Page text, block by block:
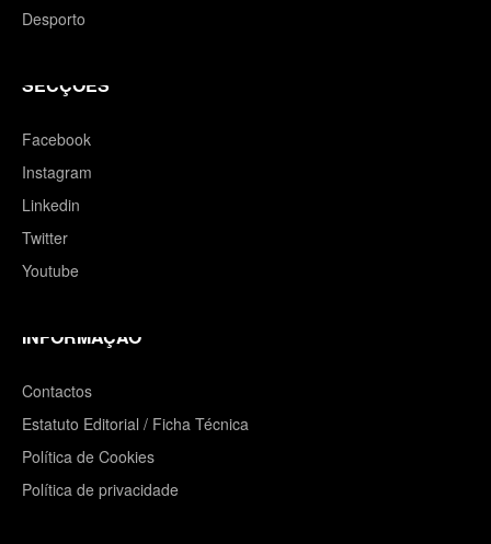
Desporto
SECÇÕES
Facebook
Instagram
Linkedin
Twitter
Youtube
INFORMAÇÃO
Contactos
Estatuto Editorial / Ficha Técnica
Política de Cookies
Política de privacidade